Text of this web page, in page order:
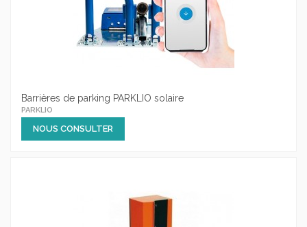
Barrières de parking PARKLIO solaire
PARKLIO
NOUS CONSULTER